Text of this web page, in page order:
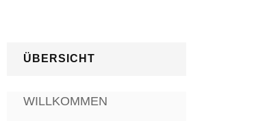
ÜBERSICHT
WILLKOMMEN